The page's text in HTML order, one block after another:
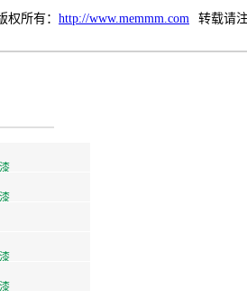
权所有： http://www.memmm.com 转载请